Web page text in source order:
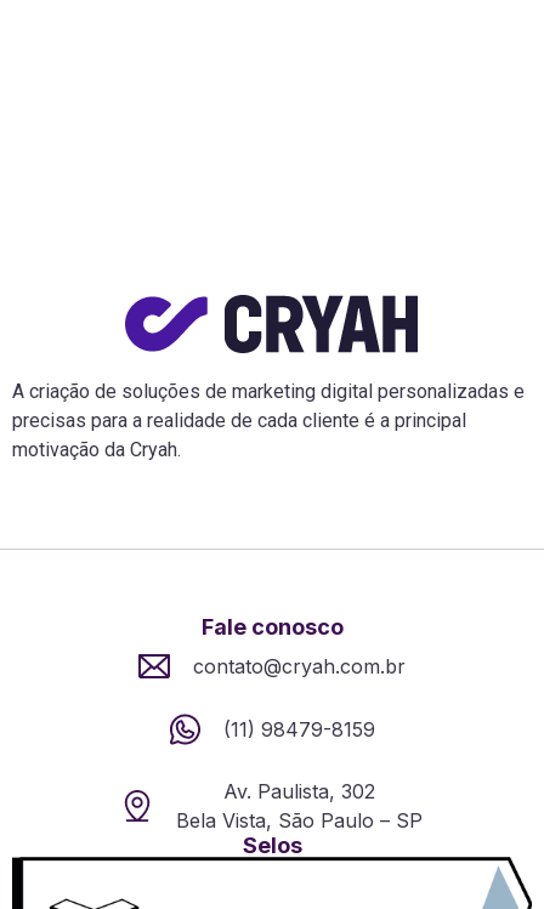
A criação de soluções de marketing digital personalizadas e
precisas para a realidade de cada cliente é a principal
motivação da Cryah.
Fale conosco
contato@cryah.com.br
(11) 98479-8159
Av. Paulista, 302
Bela Vista, São Paulo – SP
Selos